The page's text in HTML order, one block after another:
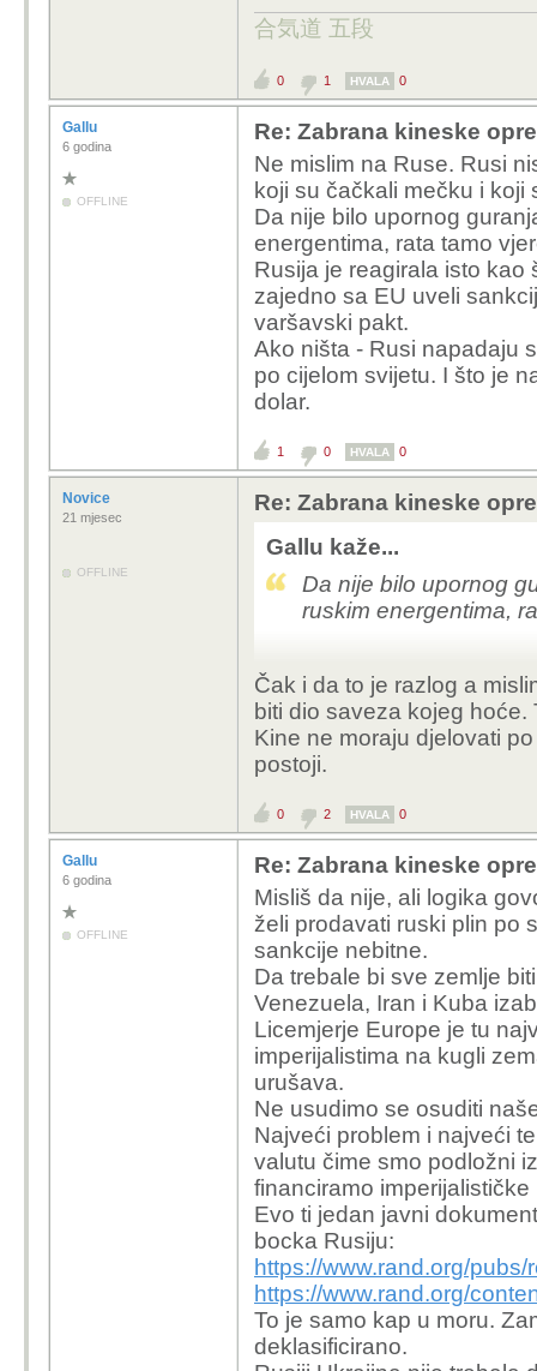
合気道 五段
0 1 HVALA 0
Gallu
6 godina
OFFLINE
Re: Zabrana kineske
Ne mislim na Ruse. Rusi
koji su čačkali mečku i koji
Da nije bilo upornog
energentima, rata tamo
Rusija je reagirala isto kao
zajedno sa EU uveli
varšavski pakt.
Ako ništa - Rusi napadaju
po cijelom svijetu. I što je
dolar.
1 0 HVALA 0
Novice
21 mjesec
OFFLINE
Re: Zabrana kineske
Gallu kaže...
Da nije bilo upornog
ruskim energentima,
Čak i da to je razlog a
biti dio saveza kojeg
Kine ne moraju djelovati
postoji.
0 2 HVALA 0
Gallu
6 godina
OFFLINE
Re: Zabrana kineske
Misliš da nije, ali logika
želi prodavati ruski plin po
sankcije nebitne.
Da trebale bi sve zemlje
Venezuela, Iran i Kuba
Licemjerje Europe je tu
imperijalistima na kugli
urušava.
Ne usudimo se osuditi
Najveći problem i najveći
valutu čime smo podložni
financiramo
Evo ti jedan javni
bocka Rusiju:
https://www.rand.org/
https://www.rand.org/
To je samo kap u moru.
deklasificirano.